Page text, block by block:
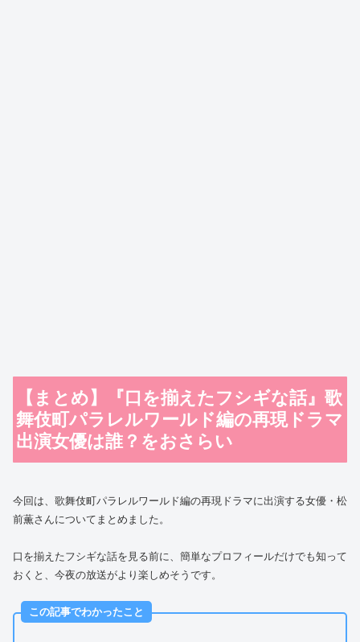
【まとめ】『口を揃えたフシギな話』歌
舞伎町パラレルワールド編の再現ドラマ
出演女優は誰？をおさらい
今回は、歌舞伎町パラレルワールド編の再現ドラマに出演する女優・松
前薫さんについてまとめました。
口を揃えたフシギな話を見る前に、簡単なプロフィールだけでも知って
おくと、今夜の放送がより楽しめそうです。
この記事でわかったこと